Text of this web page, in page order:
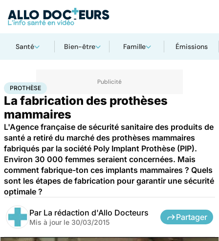
Santé Bien-être Famille Émissions
AccueilSanté Maladies
PROTHÈSE
La fabrication des prothèses
mammaires
L'Agence française de sécurité sanitaire des produits de
santé a retiré du marché des prothèses mammaires
fabriqués par la société Poly Implant Prothèse (PIP).
Environ 30 000 femmes seraient concernées. Mais
comment fabrique-ton ces implants mammaires ? Quels
sont les étapes de fabrication pour garantir une sécurité
optimale ?
Par La rédaction d'Allo Docteurs
Mis à jour le 30/03/2015
Partager